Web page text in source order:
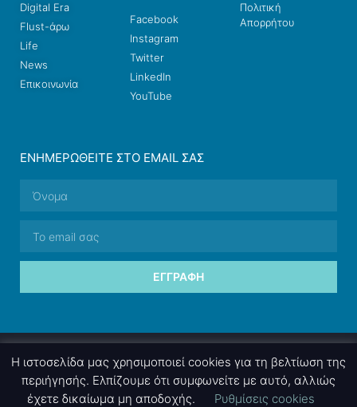
Digital Era
Flust-άρω
Life
News
Επικοινωνία
Facebook
Instagram
Twitter
LinkedIn
YouTube
Πολιτική
Απορρήτου
ΕΝΗΜΕΡΩΘΕΊΤΕ ΣΤΟ EMAIL ΣΑΣ
ΕΓΓΡΑΦΉ
Η ιστοσελίδα μας χρησιμοποιεί cookies για τη βελτίωση της
περιήγησής. Ελπίζουμε ότι συμφωνείτε με αυτό, αλλιώς
έχετε δικαίωμα μη αποδοχής.
Ρυθμίσεις cookies